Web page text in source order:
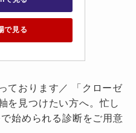
で見る
ております／ 「クローゼ
を見つけたい方へ。忙し
始められる診断をご用意